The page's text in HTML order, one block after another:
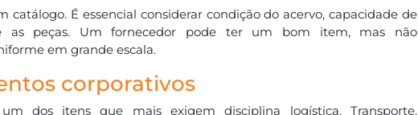
É essencial considerar condição do acervo, capacidade de
as peças. Um fornecedor pode ter um bom item, mas não
em grande escala.
corporativos
dos itens que mais exigem disciplina logística. Transporte,